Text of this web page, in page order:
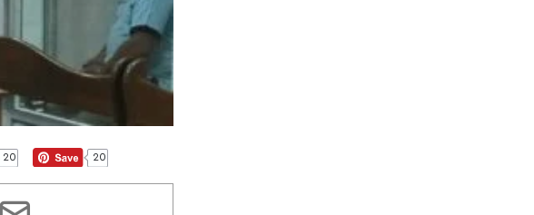
20 20